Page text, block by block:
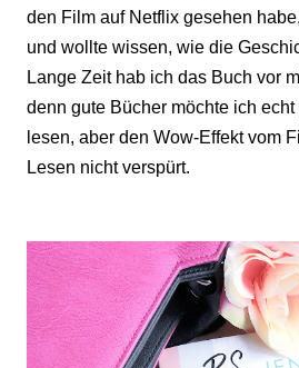
den Film auf Netflix gesehen
und wollte wissen, wie die
Lange Zeit hab ich das Buch vor
denn gute Bücher möchte ich
lesen, aber den Wow-Effekt vom
Lesen nicht verspürt.